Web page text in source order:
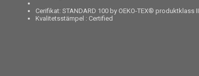
Cerifikat: STANDARD 100 by OEKO-TEX® produktklass II
Kvalitetsstämpel : Certified